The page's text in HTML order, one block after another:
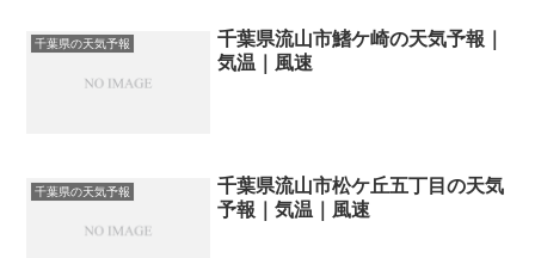
千葉県の天気予報
千葉県流山市鰭ケ崎の天気予報｜
気温｜風速
千葉県の天気予報
千葉県流山市松ケ丘五丁目の天気
予報｜気温｜風速